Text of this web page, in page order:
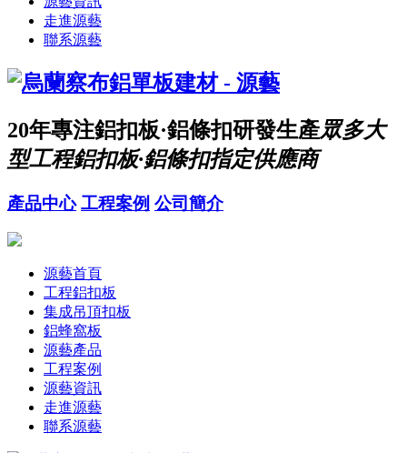
走進源藝
聯系源藝
20年專注鋁扣板·鋁條扣研發生產眾多大
型工程鋁扣板·鋁條扣指定供應商
產品中心 工程案例 公司簡介
源藝首頁
工程鋁扣板
集成吊頂扣板
鋁蜂窩板
源藝產品
工程案例
源藝資訊
走進源藝
聯系源藝